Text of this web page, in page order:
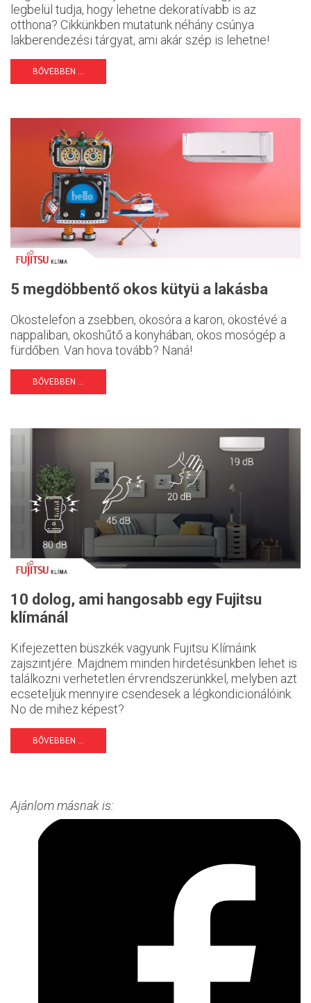
legbelül tudja, hogy lehetne dekoratívabb is az
otthona? Cikkünkben mutatunk néhány csúnya
lakberendezési tárgyat, ami akár szép is lehetne!
BŐVEBBEN ...
5 megdöbbentő okos kütyü a lakásba
Okostelefon a zsebben, okosóra a karon, okostévé a
nappaliban, okoshűtő a konyhában, okos mosógép a
fürdőben. Van hova tovább? Naná!
BŐVEBBEN ...
10 dolog, ami hangosabb egy Fujitsu
klímánál
Kifejezetten büszkék vagyunk Fujitsu Klímáink
zajszintjére. Majdnem minden hirdetésünkben lehet is
találkozni verhetetlen érvrendszerünkkel, melyben azt
ecseteljük mennyire csendesek a légkondicionálóink.
No de mihez képest?
BŐVEBBEN ...
Ajánlom másnak is: